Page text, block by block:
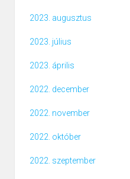
2023. augusztus
2023. július
2023. április
2022. december
2022. november
2022. október
2022. szeptember